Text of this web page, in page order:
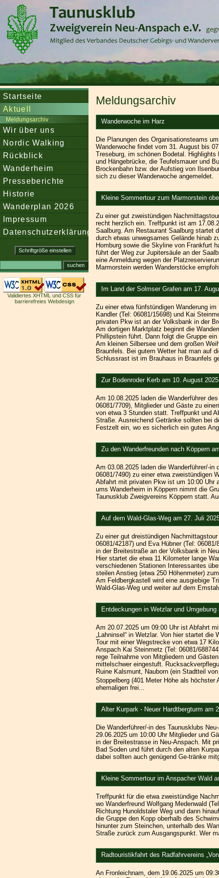
Startseite
Aktuell
Meldungsarchiv
Wir über uns
Nordic Walking
Rückblick
Wanderheim
Presseberichte
Historie
Wanderplan 2026
Impressum
Datenschutzerklärung
Validiertes XHTML und CSS für
barrierefreies Webdesign
Meldungsarchiv
Wanderwoche im Harz
Die Planungen des Organisationsteams
Wanderwoche findet vom 31. August bis
Treseburg, im schönen Bodetal.
und Hängebrücke, die Teufelsmauer und
Brockenbahn bzw. der Aufstieg von
sich zu dieser Wanderwoche angemeldet.
Kleine Sommertour zum Marmorstein
Zu einer gut zweistündigen
recht herzlich ein. Treffpunkt ist am
Saalburg. Am Restaurant Saalburg startet
durch etwas unwegsames Gelände hinab
Homburg sowie die Skyline von Frankfurt
führt der Weg zur Jupitersäule an der
eine Anmeldung wegen der
Marmorstein werden Wanderstöcke
Im Land der Solmser Grafen am 17.
Zu einer etwa fünfstündigen Wanderung
Kandler (Tel: 06081/15698) und Kai
privaten Pkw ist an der Volksbank in der
Am dortigen Marktplatz beginnt die
Phillipstein führt. Dann folgt die Gruppe
Am kleinen Silbersee und dem großen
Braunfels. Bei gutem Wetter hat man auf
Schlussrast ist im Brauhaus in Braunfels
Zur Bodenroder Kerb am 10. August 2025
Am 10.08.2025 laden die Wanderführer
06081/7709), Mitglieder und Gäste zu
von etwa 3 Stunden statt. Treffpunkt und
Straße. Ausreichend Getränke sollten bei
Festzelt ein, wo es sicherlich ein gutes
Zu den Wanderfreunden nach Köppern
Am 03.08.2025 laden die Wanderführer/-
06081/7490) zu einer etwa zweistündigen
Abfahrt mit privaten Pkw ist um 10:00 Uhr
ums Wanderheim in Köppern nimmt die
Taunusklub Zweigvereins Köppern statt.
Auf dem Wald-Glas-Weg am 27. Juli
Zu einer gut dreistündigen
06081/42187) und Eva Hübner (Tel:
in der Breitestraße an der Volksbank in
Hier startet die etwa 11 Kilometer lange
verschiedenen Stationen Interessantes
steilen Anstieg (etwa 250 Höhenmeter)
Am Feldbergkastell wird eine ausgiebige
Wald-Glas-Weg und weiter auf dem
Entdeckungen in Wetzlar und
Am 20.07.2025 um 09:00 Uhr ist Abfahrt
„Lahninsel“ in Wetzlar. Von hier startet
Tour mit einer Wegstrecke von etwa 17
Anspach Kai Steinmetz (Tel: 06081/
rege Teilnahme von Mitgliedern und
mittelschwer eingestuft.
Ruine Kalsmunt, Nauborn (ein Stadtteil
Stoppelberg (401 Meter Höhe als
ehemaligen frei...
Alter Kurpark - Neuer Hardtbergturm am
Die Wanderführer/-in des Taunusklubs
29.06.2025 um 10:00 Uhr Mitglieder und
in der Breitestrasse in Neu-Anspach. Mit
Bad Soden und führt durch den alten
dabei sollten auch genügend Ge-tränke
Kleine Sommertour im Anspacher Wald
Treffpunkt für die etwa zweistündige
wo Wanderfreund Wolfgang Medenwald
Richtung Hunoldstaler Weg und dann
die Gruppe den Kopp oberhalb des
hinunter zum Steinchen, unterhalb des
Straße zurück zum Ausgangspunkt. Wer
Radtouristikfahrt des Radfahrvereins
An Fronleichnam, dem 19.06.2025 um